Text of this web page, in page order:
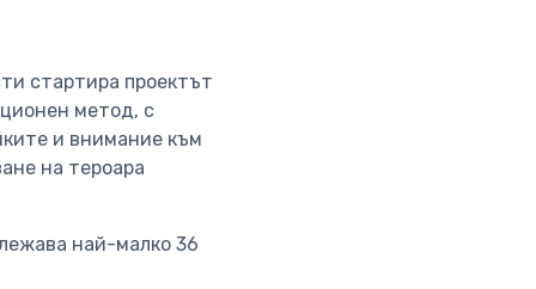
стартира проектът
метод, с
и внимание към
на тероара
най-малко 36